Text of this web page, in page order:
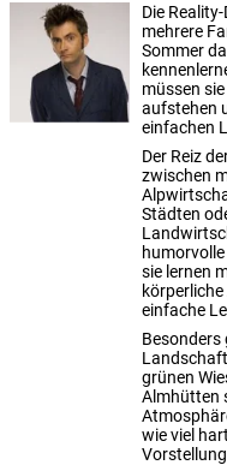
Die
mehrere
Sommer
müssen
aufstehen
einfachen
Der Reiz
zwischen
Städten
sie lernen
einfache
Besonders
grünen
Almhütten
wie viel